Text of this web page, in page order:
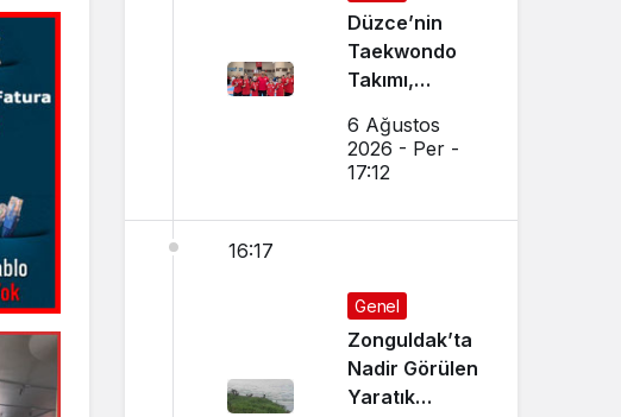
Düzce’nin
Taekwondo
Takımı,
Başarı
Sağladı
6 Ağustos
2026 - Per -
17:12
16:17
Genel
Zonguldak’ta
Nadir Görülen
Yaratık